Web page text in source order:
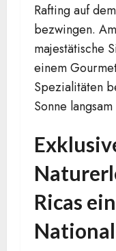
Rafting auf
bezwingen.
majestätische
einem
Spezialitäten
Sonne
Ricas